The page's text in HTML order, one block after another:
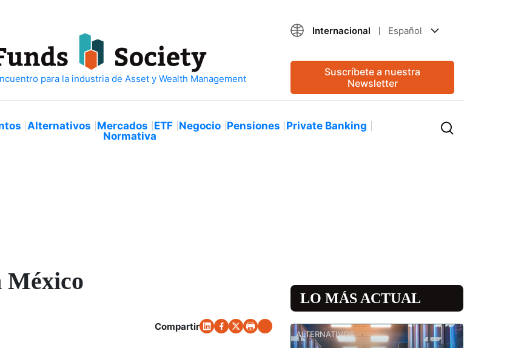
Internacional Español
Suscríbete a nuestra
Newsletter
Alternativos Mercados ETF Negocio Pensiones Private Banking
Normativa
México
Compartir
LO MÁS ACTUAL
ALTERNATIVOS